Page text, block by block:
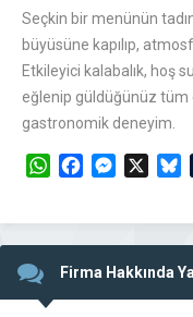
Seçkin bir menünün
büyüsüne kapılıp,
Etkileyici kalabalık, hoş
eğlenip güldüğünüz tüm
gastronomik deneyim.
WhatsAppFacebook
Firma Hakkında